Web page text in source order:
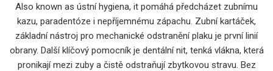
Also known as ústní hygiena, it pomáhá předcházet zubnímu
kazu, paradentóze i nepříjemnému zápachu. Zubní kartáček,
základní nástroj pro mechanické odstranění plaku je první linií
obrany. Další klíčový pomocník je dentální nit, tenká vlákna, která
pronikají mezi zuby a čistě odstraňují zbytkovou stravu. Bez